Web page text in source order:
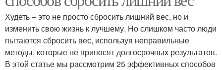
Худеть – это не просто сбросить лишний вес, но и
изменить свою жизнь к лучшему. Но слишком часто люди
пытаются сбросить вес, используя неправильные
методы, которые не приносят долгосрочных результатов.
В этой статье мы рассмотрим 25 эффективных способов